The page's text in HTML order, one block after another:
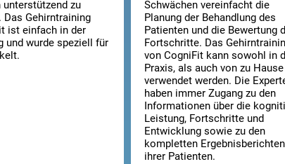
unterstützend zu
Gehirntraining
ist einfach in der
und wurde speziell für
Schwächen vereinfacht die
Planung der Behandlung des
Patienten und die Bewertung
Fortschritte. Das
von CogniFit kann sowohl in
Praxis, als auch von zu
verwendet werden. Die
haben immer Zugang zu den
Informationen über die
Leistung, Fortschritte und
Entwicklung sowie zu den
kompletten Ergebnisberichten
ihrer Patienten.